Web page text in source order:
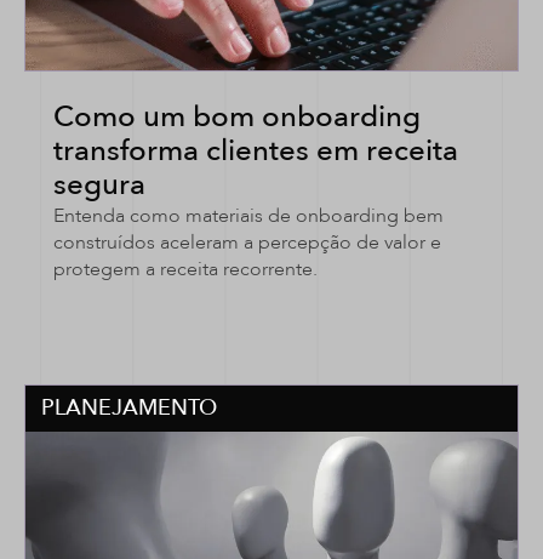
Como um bom onboarding
transforma clientes em receita
segura
Entenda como materiais de onboarding bem
construídos aceleram a percepção de valor e
protegem a receita recorrente.
PLANEJAMENTO